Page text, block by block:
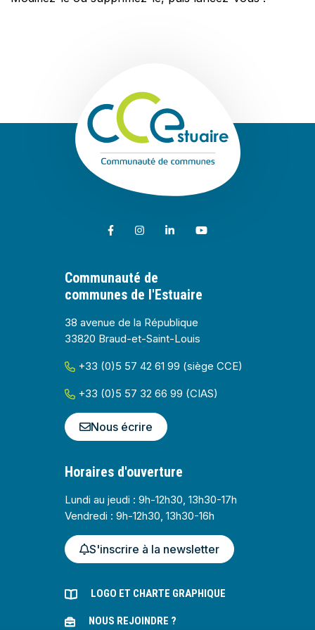
Lien vers le compte Facebook
Lien vers le compte Instagram
Lien vers le compte Linkedin
Lien vers la chaîne
Communauté de
communes de l'Estuaire
38 avenue de la République
33820 Braud-et-Saint-Louis
+33 (0)5 57 42 61 99 (siège CCE)
+33 (0)5 57 32 66 99 (CIAS)
Nous écrire
Horaires d'ouverture
Lundi au jeudi : 9h-12h30, 13h30-17h
Vendredi : 9h-12h30, 13h30-16h
S'inscrire à la newsletter
LOGO ET CHARTE GRAPHIQUE
NOUS REJOINDRE ?